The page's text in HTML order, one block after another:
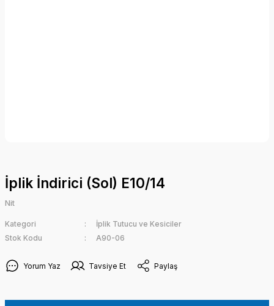
İplik İndirici (Sol) E10/14
Nit
Kategori
İplik Tutucu ve Kesiciler
Stok Kodu
A90-06
Yorum Yaz Tavsiye Et Paylaş